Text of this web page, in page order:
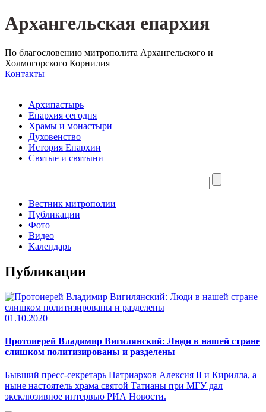
Архангельская епархия
По благословению митрополита Архангельского и
Холмогорского Корнилия
Контакты
Архипастырь
Епархия сегодня
Храмы и монастыри
Духовенство
История Епархии
Святые и святыни
Вестник митрополии
Публикации
Фото
Видео
Календарь
Публикации
01.10.2020
Протоиерей Владимир Вигилянский: Люди в нашей стране
слишком политизированы и разделены
Бывший пресс-секретарь Патриархов Алексия II и Кирилла, а
ныне настоятель храма святой Татианы при МГУ дал
эксклюзивное интервью РИА Новости.